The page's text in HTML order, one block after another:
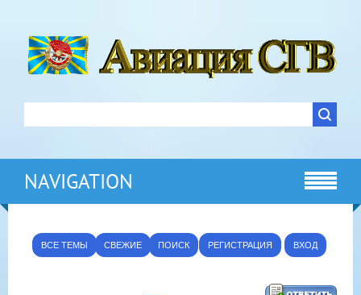
NAVIGATION
ВСЕ ТЕМЫ СВЕЖИЕ ПОИСК РЕГИСТРАЦИЯ ВХОД